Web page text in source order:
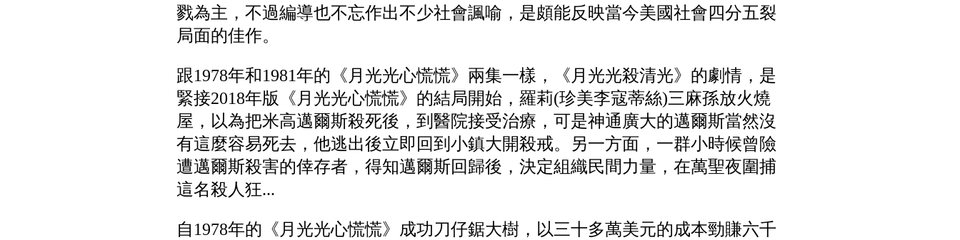
戮為主，不過編導也不忘作出不少社會諷喻，是頗能反映當今美國社會四分五裂
局面的佳作。
跟1978年和1981年的《月光光心慌慌》兩集一樣，《月光光殺清光》的劇情，是
緊接2018年版《月光光心慌慌》的結局開始，羅莉(珍美李寇蒂絲)三麻孫放火燒
屋，以為把米高邁爾斯殺死後，到醫院接受治療，可是神通廣大的邁爾斯當然沒
有這麼容易死去，他逃出後立即回到小鎮大開殺戒。另一方面，一群小時候曾險
遭邁爾斯殺害的倖存者，得知邁爾斯回歸後，決定組織民間力量，在萬聖夜圍捕
這名殺人狂...
自1978年的《月光光心慌慌》成功刀仔鋸大樹，以三十多萬美元的成本勁賺六千